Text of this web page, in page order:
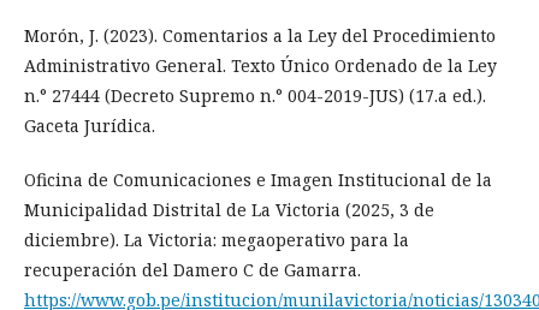
Morón, J. (2023). Comentarios a la Ley del Procedimiento
Administrativo General. Texto Único Ordenado de la Ley
n.° 27444 (Decreto Supremo n.° 004-2019-JUS) (17.a ed.).
Gaceta Jurídica.
Oficina de Comunicaciones e Imagen Institucional de la
Municipalidad Distrital de La Victoria (2025, 3 de
diciembre). La Victoria: megaoperativo para la
recuperación del Damero C de Gamarra.
https://www.gob.pe/institucion/munilavictoria/noticias/